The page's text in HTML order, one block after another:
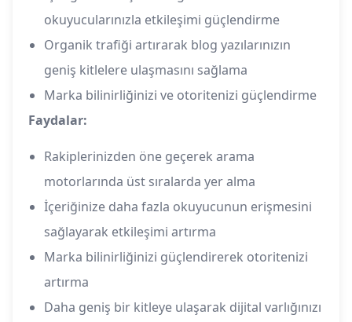
okuyucularınızla etkileşimi güçlendirme
Organik trafiği artırarak blog yazılarınızın
geniş kitlelere ulaşmasını sağlama
Marka bilinirliğinizi ve otoritenizi güçlendirme
Faydalar:
Rakiplerinizden öne geçerek arama
motorlarında üst sıralarda yer alma
İçeriğinize daha fazla okuyucunun erişmesini
sağlayarak etkileşimi artırma
Marka bilinirliğinizi güçlendirerek otoritenizi
artırma
Daha geniş bir kitleye ulaşarak dijital varlığınızı